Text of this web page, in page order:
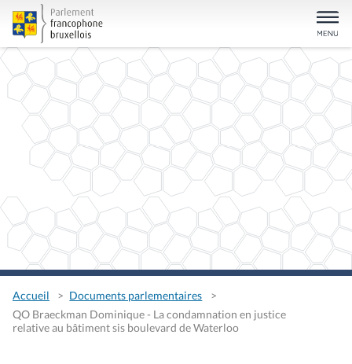
Accueil
Documents parlementaires
QO Braeckman Dominique - La condamnation en justice
relative au bâtiment sis boulevard de Waterloo